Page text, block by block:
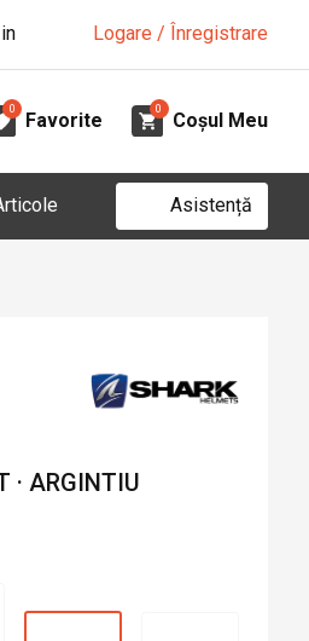
Logare / Înregistrare
0
Favorite
0
Coșul Meu
Asistență
· ARGINTIU